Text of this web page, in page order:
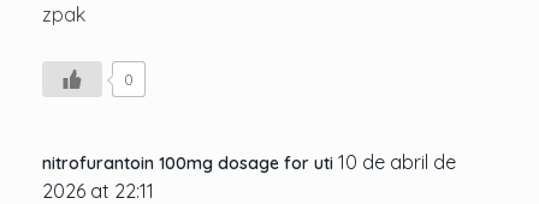
zpak
0
nitrofurantoin 100mg dosage for uti 10 de abril de
2026 at 22:11